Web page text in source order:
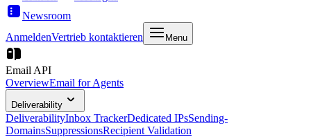
Newsroom
AnmeldenVertrieb kontaktieren Menu
Email API
OverviewEmail for Agents
Deliverability
DeliverabilityInbox TrackerDedicated IPsSending-
DomainsSuppressionsRecipient Validation